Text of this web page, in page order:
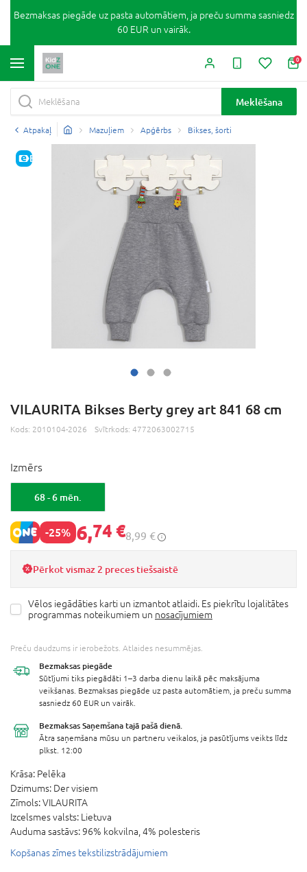
Bezmaksas piegāde uz pasta automātiem, ja preču summa sasniedz
60 EUR un vairāk.
0
Meklēšana
Atpakaļ Mazuļiem Apģērbs Bikses, šorti
E-CENA
VILAURITA Bikses Berty grey art 841 68 cm
Kods: 2010104-2026 Svītrkods: 4772063002715
Izmērs
68 - 6 mēn.
-25% 6,74 €8,99 €
Pērkot vismaz 2 preces tiešsaistē
Vēlos iegādāties karti un izmantot atlaidi. Es piekrītu lojalitātes
programmas noteikumiem un nosacījumiem
Preču daudzums ir ierobežots. Atlaides nesummējas.
Bezmaksas piegāde
Sūtījumi tiks piegādāti 1–3 darba dienu laikā pēc maksājuma
veikšanas. Bezmaksas piegāde uz pasta automātiem, ja preču summa
sasniedz 60 EUR un vairāk.
Bezmaksas Saņemšana tajā pašā dienā.
Ātra saņemšana mūsu un partneru veikalos, ja pasūtījums veikts līdz
plkst. 12:00
Krāsa: Pelēka
Dzimums: Der visiem
Zīmols:VILAURITA
Izcelsmes valsts: Lietuva
Auduma sastāvs: 96% kokvilna, 4% polesteris
Kopšanas zīmes tekstilizstrādājumiem